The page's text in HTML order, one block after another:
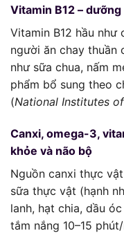
Vitamin B12 –
Vitamin B12 hầu
người ăn chay thuần
như sữa chua, nấm
phẩm bổ sung theo
(National Institutes
Canxi, omega-3,
khỏe và não bộ
Nguồn canxi thực
sữa thực vật (hạnh
lanh, hạt chia, dầu
tắm nắng 10–15